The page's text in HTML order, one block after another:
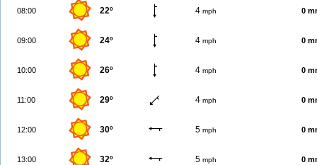
08:00 22º 4 mph 0
09:00 24º 4 mph 0
10:00 26º 4 mph 0
11:00 29º 4 mph 0
12:00 30º 5 mph 0
13:00 32º 5 mph 0